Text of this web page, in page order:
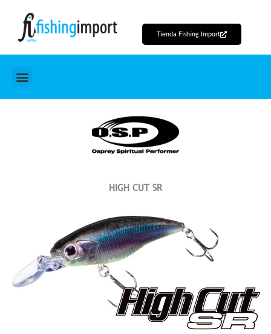
contenido
Tienda Fishing Import
HIGH CUT SR